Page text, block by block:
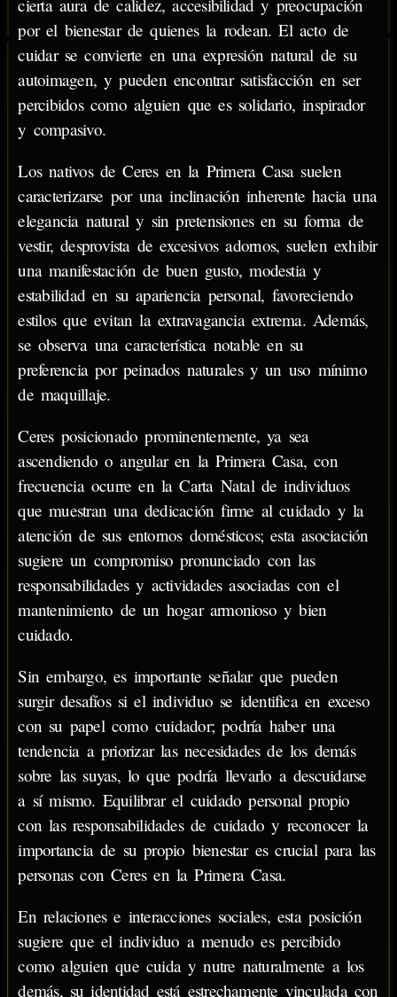
cierta aura de calidez, accesibilidad y preocupación
por el bienestar de quienes la rodean. El acto de
cuidar se convierte en una expresión natural de su
autoimagen, y pueden encontrar satisfacción en ser
percibidos como alguien que es solidario, inspirador
y compasivo.
Los nativos de Ceres en la Primera Casa suelen
caracterizarse por una inclinación inherente hacia una
elegancia natural y sin pretensiones en su forma de
vestir, desprovista de excesivos adornos, suelen exhibir
una manifestación de buen gusto, modestia y
estabilidad en su apariencia personal, favoreciendo
estilos que evitan la extravagancia extrema. Además,
se observa una característica notable en su
preferencia por peinados naturales y un uso mínimo
de maquillaje.
Ceres posicionado prominentemente, ya sea
ascendiendo o angular en la Primera Casa, con
frecuencia ocurre en la Carta Natal de individuos
que muestran una dedicación firme al cuidado y la
atención de sus entornos domésticos; esta asociación
sugiere un compromiso pronunciado con las
responsabilidades y actividades asociadas con el
mantenimiento de un hogar armonioso y bien
cuidado.
Sin embargo, es importante señalar que pueden
surgir desafíos si el individuo se identifica en exceso
con su papel como cuidador; podría haber una
tendencia a priorizar las necesidades de los demás
sobre las suyas, lo que podría llevarlo a descuidarse
a sí mismo. Equilibrar el cuidado personal propio
con las responsabilidades de cuidado y reconocer la
importancia de su propio bienestar es crucial para las
personas con Ceres en la Primera Casa.
En relaciones e interacciones sociales, esta posición
sugiere que el individuo a menudo es percibido
como alguien que cuida y nutre naturalmente a los
demás, su identidad está estrechamente vinculada con